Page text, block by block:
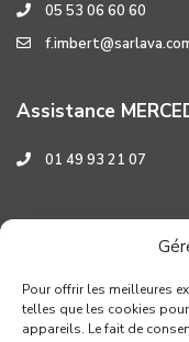
Pour offrir les meilleures
telles que les cookies
appareils. Le fait de
05 53 06 60 60
Assistance
01 49 93 21 07
Assistance